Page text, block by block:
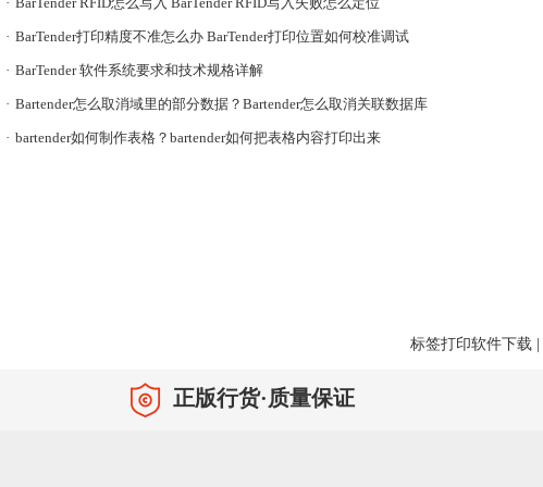
· BarTender打印精度不准怎么办 BarTender打印位置如何校准调试
· BarTender 软件系统要求和技术规格详解
· Bartender怎么取消域里的部分数据？Bartender怎么取消关联数据库
· bartender如何制作表格？bartender如何把表格内容打印出来
标签打印软件下载
正版行货·质量保证